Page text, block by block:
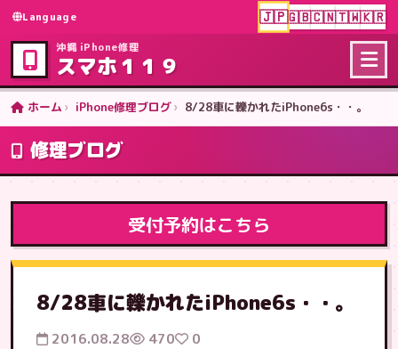
Language 🇯🇵🇬🇧🇨🇳🇹🇼🇰🇷
沖縄 iPhone修理
スマホ１１９
ホーム iPhone修理ブログ 8/28車に轢かれたiPhone6s・・。
修理ブログ
受付予約はこちら
8/28車に轢かれたiPhone6s・・。
2016.08.28 470 0